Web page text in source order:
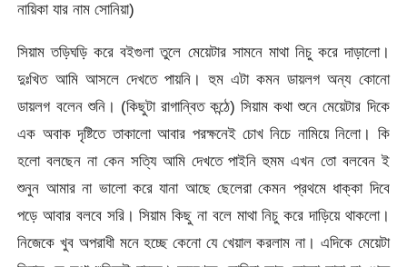
নায়িকা যার নাম সোনিয়া)
সিয়াম তড়িঘড়ি করে বইগুলা তুলে মেয়েটার সামনে মাথা নিচু করে দাড়ালো।
দুঃখিত আমি আসলে দেখতে পায়নি। হুম এটা কমন ডায়লগ অন্য কোনো
ডায়লগ বলেন শুনি। (কিছুটা রাগান্বিত কন্ঠে) সিয়াম কথা শুনে মেয়েটার দিকে
এক অবাক দৃষ্টিতে তাকালো আবার পরক্ষনেই চোখ নিচে নামিয়ে নিলো। কি
হলো বলছেন না কেন সত্যি আমি দেখতে পাইনি হুমম এখন তো বলবেন ই
শুনুন আমার না ভালো করে যানা আছে ছেলেরা কেমন প্রথমে ধাক্কা দিবে
পড়ে আবার বলবে সরি। সিয়াম কিছু না বলে মাথা নিচু করে দাড়িয়ে থাকলো।
নিজেকে খুব অপরাধী মনে হচ্ছে কেনো যে খেয়াল করলাম না। এদিকে মেয়েটা